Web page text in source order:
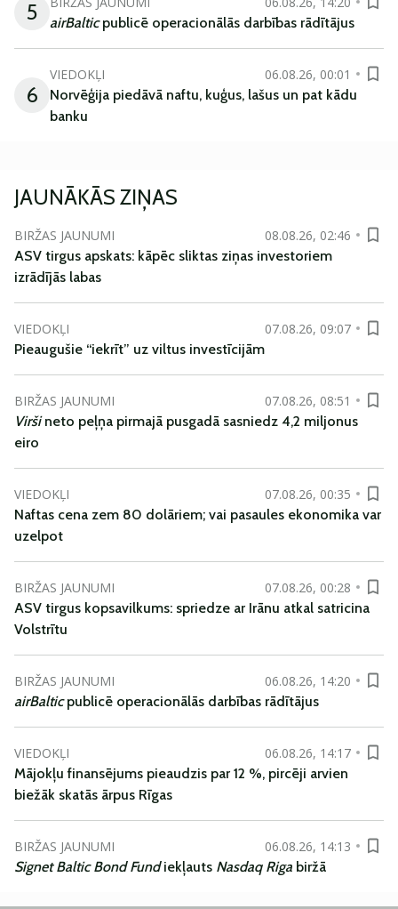
5
airBalticpublicē operacionālās darbības rādītājus
6
VIEDOKĻI
06.08.26, 00:01
Norvēģija piedāvā naftu, kuģus, lašus un pat kādu
banku
JAUNĀKĀS ZIŅAS
BIRŽAS JAUNUMI
08.08.26, 02:46
ASV tirgus apskats: kāpēc sliktas ziņas investoriem
izrādījās labas
VIEDOKĻI
07.08.26, 09:07
Pieaugušie “iekrīt” uz viltus investīcijām
BIRŽAS JAUNUMI
07.08.26, 08:51
Viršineto peļņa pirmajā pusgadā sasniedz 4,2 miljonus
eiro
VIEDOKĻI
07.08.26, 00:35
Naftas cena zem 80 dolāriem; vai pasaules ekonomika var
uzelpot
BIRŽAS JAUNUMI
07.08.26, 00:28
ASV tirgus kopsavilkums: spriedze ar Irānu atkal satricina
Volstrītu
BIRŽAS JAUNUMI
06.08.26, 14:20
airBalticpublicē operacionālās darbības rādītājus
VIEDOKĻI
06.08.26, 14:17
Mājokļu finansējums pieaudzis par 12 %, pircēji arvien
biežāk skatās ārpus Rīgas
BIRŽAS JAUNUMI
06.08.26, 14:13
Signet Baltic Bond Fundiekļauts Nasdaq Riga biržā